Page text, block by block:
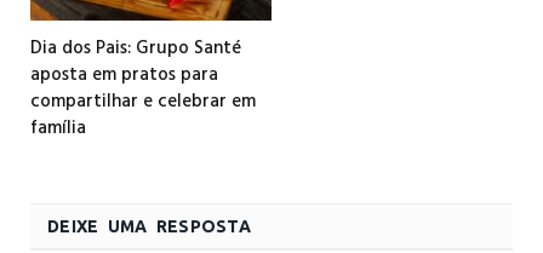
Dia dos Pais: Grupo Santé
aposta em pratos para
compartilhar e celebrar em
família
DEIXE UMA RESPOSTA